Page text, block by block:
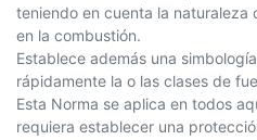
teniendo en cuenta la naturaleza
en la combustión.
Establece además una
rápidamente la o las clases de
Esta Norma se aplica en todos
requiera establecer una